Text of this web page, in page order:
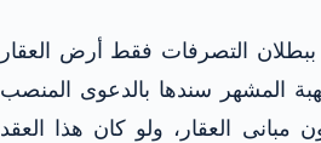
ببطلان التصرفات فقط أرض العقار
المشهر سندها بالدعوى المنصب
العقار، ولو كان هذا العقد